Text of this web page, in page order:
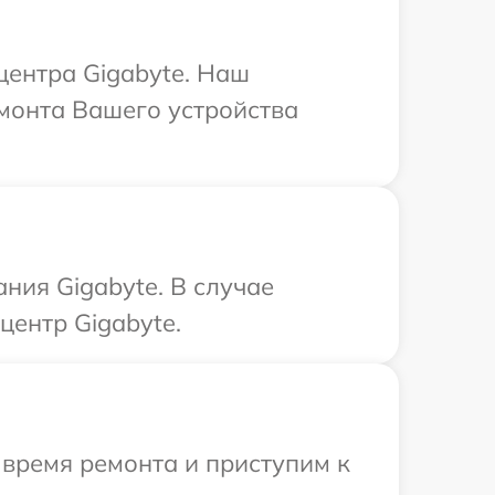
Gigabyte. Наш
Вашего устройства
Gigabyte. В случае
Gigabyte.
ремонта и приступим к